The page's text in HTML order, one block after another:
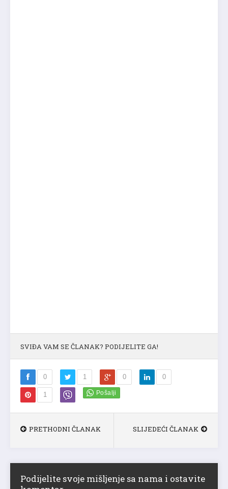
SVIĐA VAM SE ČLANAK? PODIJELITE GA!
0 1 0 0
1
PRETHODNI ČLANAK SLIJEDEĆI ČLANAK
Podijelite svoje mišljenje sa nama i ostavite